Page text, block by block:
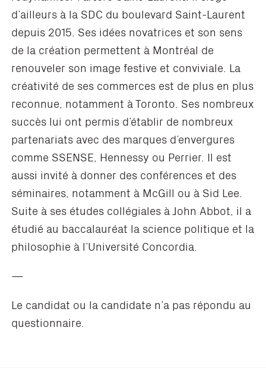
d’ailleurs à la SDC du boulevard Saint-Laurent
depuis 2015. Ses idées novatrices et son sens
de la création permettent à Montréal de
renouveler son image festive et conviviale. La
créativité de ses commerces est de plus en plus
reconnue, notamment à Toronto. Ses nombreux
succès lui ont permis d’établir de nombreux
partenariats avec des marques d’envergures
comme SSENSE, Hennessy ou Perrier. Il est
aussi invité à donner des conférences et des
séminaires, notamment à McGill ou à Sid Lee.
Suite à ses études collégiales à John Abbot, il a
étudié au baccalauréat la science politique et la
philosophie à l’Université Concordia.
—
Le candidat ou la candidate n’a pas répondu au
questionnaire.